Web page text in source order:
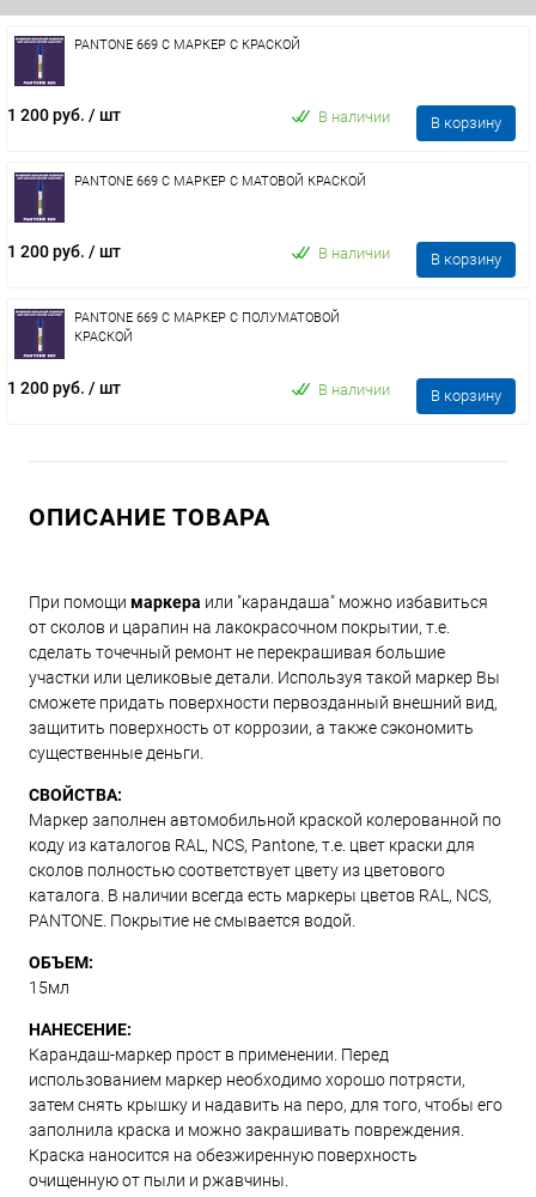
PANTONE 669 C МАРКЕР С КРАСКОЙ
1 200 руб. / шт В наличии В корзину
PANTONE 669 C МАРКЕР С МАТОВОЙ КРАСКОЙ
1 200 руб. / шт В наличии В корзину
PANTONE 669 C МАРКЕР С ПОЛУМАТОВОЙ
КРАСКОЙ
1 200 руб. / шт В наличии В корзину
ОПИСАНИЕ ТОВАРА
При помощи маркера или "карандаша" можно избавиться
от сколов и царапин на лакокрасочном покрытии, т.е.
сделать точечный ремонт не перекрашивая большие
участки или целиковые детали. Используя такой маркер Вы
сможете придать поверхности первозданный внешний вид,
защитить поверхность от коррозии, а также сэкономить
существенные деньги.
СВОЙСТВА:
Маркер заполнен автомобильной краской колерованной по
коду из каталогов RAL, NCS, Pantone, т.е. цвет краски для
сколов полностью соответствует цвету из цветового
каталога. В наличии всегда есть маркеры цветов RAL, NCS,
PANTONE. Покрытие не смывается водой.
ОБЪЕМ:
15мл
НАНЕСЕНИЕ:
Карандаш-маркер прост в применении. Перед
использованием маркер необходимо хорошо потрясти,
затем снять крышку и надавить на перо, для того, чтобы его
заполнила краска и можно закрашивать повреждения.
Краска наносится на обезжиренную поверхность
очищенную от пыли и ржавчины.